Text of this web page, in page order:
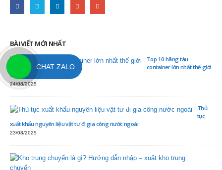
BÀI VIẾT MỚI NHẤT
Top 10 hãng tàu
container lớn nhất thế giới
Cập nhật 2025
24/08/2025
Thủ
tục
xuất khẩu nguyên liệu vật tư đi gia công nước ngoài
23/08/2025
CHAT ZALO